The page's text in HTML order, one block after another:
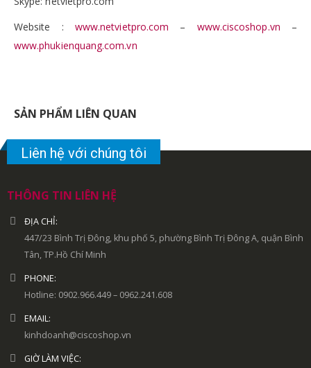
Website : www.netvietpro.com – www.ciscoshop.vn –
www.phukienquang.com.vn
SẢN PHẨM LIÊN QUAN
Liên hệ với chúng tôi
THÔNG TIN LIÊN HỆ
ĐỊA CHỈ:
447/23 Bình Trị Đông, khu phố 5, phường Bình Trị Đông A, quận Bình
Tân, TP.Hồ Chí Minh
PHONE:
Hotline: 0902.966.449 – 0962.241.608
EMAIL:
kinhdoanh@ciscoshop.vn
GIỜ LÀM VIỆC: